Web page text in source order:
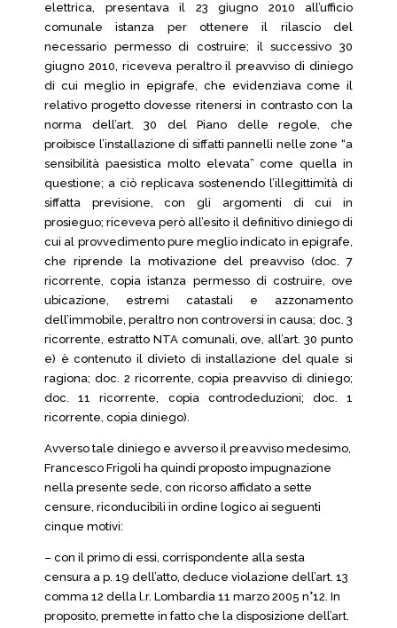
elettrica, presentava il 23 giugno 2010 all’ufficio
comunale istanza per ottenere il rilascio del
necessario permesso di costruire; il successivo 30
giugno 2010, riceveva peraltro il preavviso di diniego
di cui meglio in epigrafe, che evidenziava come il
relativo progetto dovesse ritenersi in contrasto con la
norma dell’art. 30 del Piano delle regole, che
proibisce l’installazione di siffatti pannelli nelle zone “a
sensibilità paesistica molto elevata” come quella in
questione; a ciò replicava sostenendo l’illegittimità di
siffatta previsione, con gli argomenti di cui in
prosieguo; riceveva però all’esito il definitivo diniego di
cui al provvedimento pure meglio indicato in epigrafe,
che riprende la motivazione del preavviso (doc. 7
ricorrente, copia istanza permesso di costruire, ove
ubicazione, estremi catastali e azzonamento
dell’immobile, peraltro non controversi in causa; doc. 3
ricorrente, estratto NTA comunali, ove, all’art. 30 punto
e) è contenuto il divieto di installazione del quale si
ragiona; doc. 2 ricorrente, copia preavviso di diniego;
doc. 11 ricorrente, copia controdeduzioni; doc. 1
ricorrente, copia diniego).
Avverso tale diniego e avverso il preavviso medesimo,
Francesco Frigoli ha quindi proposto impugnazione
nella presente sede, con ricorso affidato a sette
censure, riconducibili in ordine logico ai seguenti
cinque motivi:
– con il primo di essi, corrispondente alla sesta
censura a p. 19 dell’atto, deduce violazione dell’art. 13
comma 12 della l.r. Lombardia 11 marzo 2005 n°12. In
proposito, premette in fatto che la disposizione dell’art.